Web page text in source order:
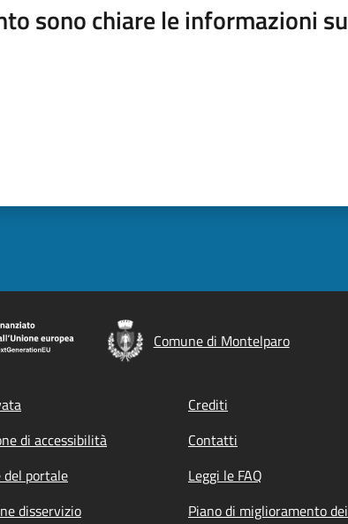
sono chiare le informazioni
Comune di Montelparo
menu Crediti
di accessibilità
Contatti
portale
Leggi le FAQ
disservizio
Piano di miglioramento